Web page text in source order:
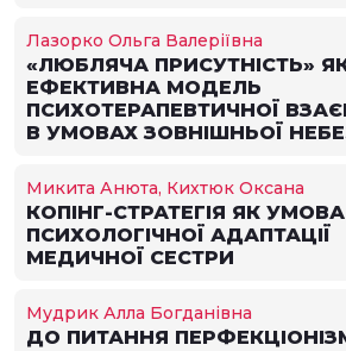
Лазорко Ольга Валеріївна
«ЛЮБЛЯЧА ПРИСУТНІСТЬ»
ЕФЕКТИВНА МОДЕЛЬ
ПСИХОТЕРАПЕВТИЧНОЇ
В УМОВАХ ЗОВНІШНЬОЇ
Микита Анюта, Кихтюк Оксана
КОПІНГ-СТРАТЕГІЯ ЯК УМОВА
ПСИХОЛОГІЧНОЇ АДАПТАЦІЇ
МЕДИЧНОЇ СЕСТРИ
Мудрик Алла Богданівна
ДО ПИТАННЯ